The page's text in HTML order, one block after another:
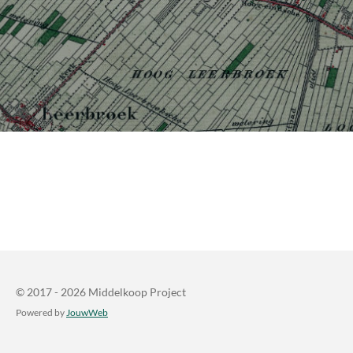
© 2017 - 2026 Middelkoop Project
Powered by JouwWeb